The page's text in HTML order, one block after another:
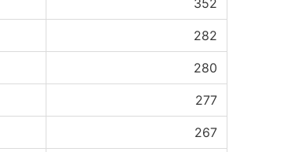
352
282
280
277
267